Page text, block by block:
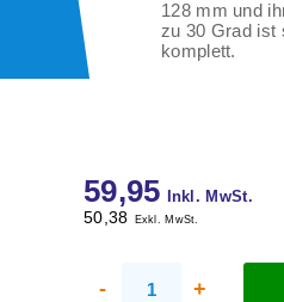
128 mm und
zu 30 Grad ist
komplett.
59,95
Inkl. MwSt.
50,38 Exkl. MwSt.
- +